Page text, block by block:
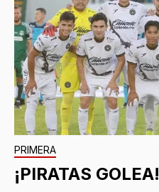
PRIMERA
¡PIRATAS GOLEA!